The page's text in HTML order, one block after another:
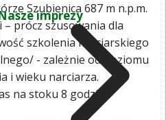
imprezy
Szubienica 687 m n.p.m.
– prócz szusowania dla
szkolenia narciarskiego
- zależnie od poziomu
i wieku narciarza.
na stoku 8 godzin.